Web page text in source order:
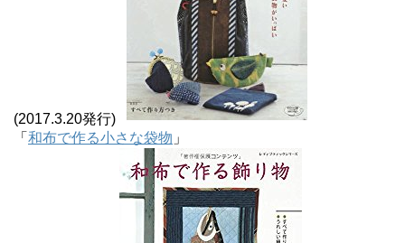
(2017.3.20発行)
「 和布で作る小さな袋物 」